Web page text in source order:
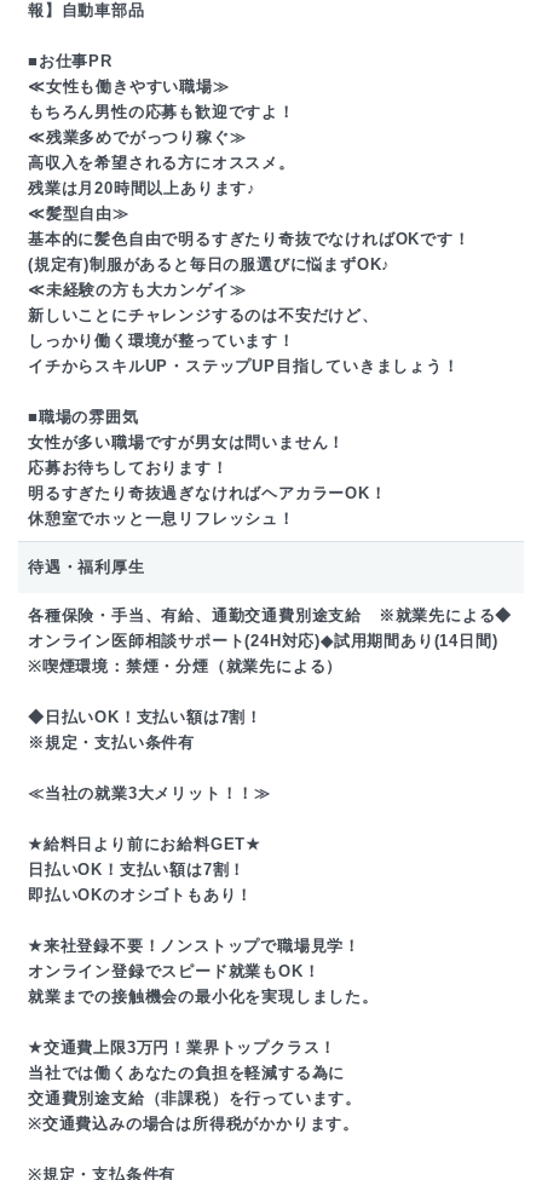
報】自動車部品
■お仕事PR
≪女性も働きやすい職場≫
もちろん男性の応募も歓迎ですよ！
≪残業多めでがっつり稼ぐ≫
高収入を希望される方にオススメ。
残業は月20時間以上あります♪
≪髪型自由≫
基本的に髪色自由で明るすぎたり奇抜でなければOKです！
(規定有)制服があると毎日の服選びに悩まずOK♪
≪未経験の方も大カンゲイ≫
新しいことにチャレンジするのは不安だけど、
しっかり働く環境が整っています！
イチからスキルUP・ステップUP目指していきましょう！
■職場の雰囲気
女性が多い職場ですが男女は問いません！
応募お待ちしております！
明るすぎたり奇抜過ぎなければヘアカラーOK！
休憩室でホッと一息リフレッシュ！
待遇・福利厚生
各種保険・手当、有給、通勤交通費別途支給 ※就業先による◆
オンライン医師相談サポート(24H対応)◆試用期間あり(14日間)
※喫煙環境：禁煙・分煙（就業先による）
◆日払いOK！支払い額は7割！
※規定・支払い条件有
≪当社の就業3大メリット！！≫
★給料日より前にお給料GET★
日払いOK！支払い額は7割！
即払いOKのオシゴトもあり！
★来社登録不要！ノンストップで職場見学！
オンライン登録でスピード就業もOK！
就業までの接触機会の最小化を実現しました。
★交通費上限3万円！業界トップクラス！
当社では働くあなたの負担を軽減する為に
交通費別途支給（非課税）を行っています。
※交通費込みの場合は所得税がかかります。
※規定・支払条件有